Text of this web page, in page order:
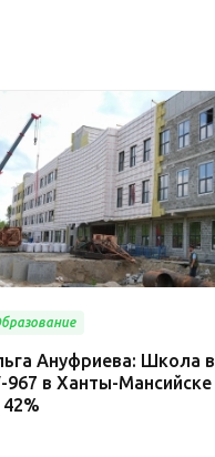
Ануфриева: Школа
967 в Ханты-Мансийске
42%